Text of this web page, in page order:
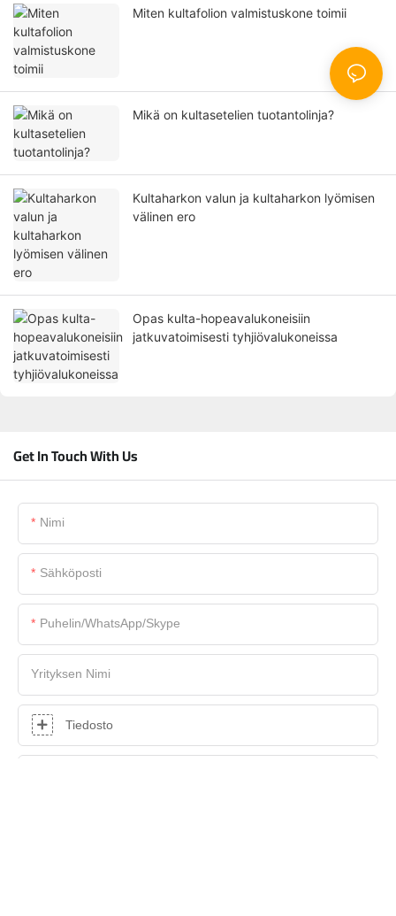
Miten kultafolion valmistuskone toimii
Mikä on kultasetelien tuotantolinja?
Kultaharkon valun ja kultaharkon lyömisen
välinen ero
Opas kulta-hopeavalukoneisiin
jatkuvatoimisesti tyhjiövalukoneissa
Get In Touch With Us
Nimi
Sähköposti
Puhelin/WhatsApp/Skype
Yrityksen Nimi
Tiedosto